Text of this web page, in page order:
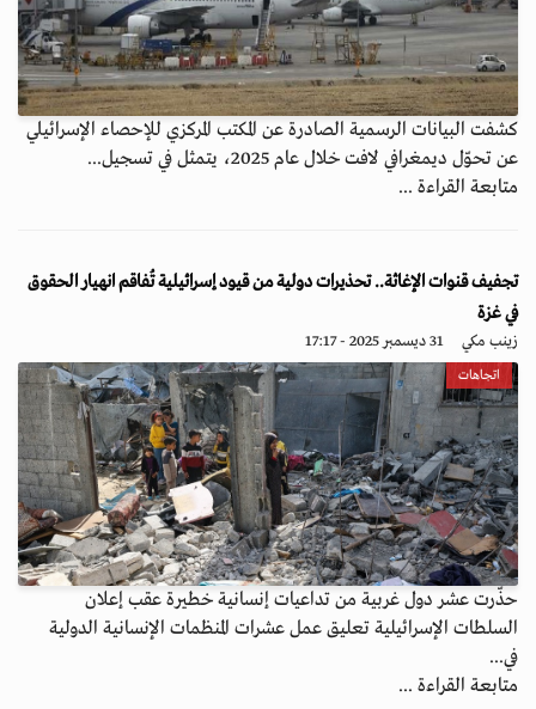
كشفت البيانات الرسمية الصادرة عن المكتب المركزي للإحصاء الإسرائيلي
عن تحوّل ديمغرافي لافت خلال عام 2025، يتمثل في تسجيل...
متابعة القراءة ...
تجفيف قنوات الإغاثة.. تحذيرات دولية من قيود إسرائيلية تُفاقم انهيار الحقوق
في غزة
زينب مكي 31 ديسمبر 2025 - 17:17
اتجاهات
حذّرت عشر دول غربية من تداعيات إنسانية خطيرة عقب إعلان
السلطات الإسرائيلية تعليق عمل عشرات المنظمات الإنسانية الدولية
في...
متابعة القراءة ...